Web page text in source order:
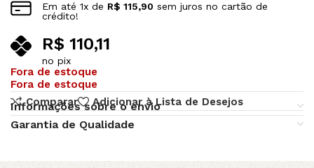
Em até1x de R$ 115,90 sem juros no cartão de
crédito!
R$ 110,11
no pix
Fora de estoque
Fora de estoque
Comparar
Adicionar à Lista de Desejos
Informações sobre o envio
Garantia de Qualidade